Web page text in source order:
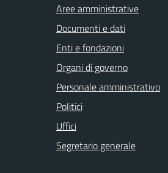
Aree amministrative
Documenti e dati
Enti e fondazioni
Organi di governo
Personale amministrativo
Politici
Uffici
Segretario generale